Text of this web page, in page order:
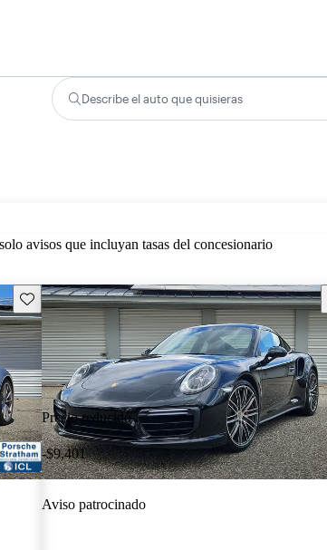
Describe el auto que quisieras
avisos que incluyan tasas del concesionario
Guarda este Aviso
Precio reducido
-$9,401
Aviso patrocinado